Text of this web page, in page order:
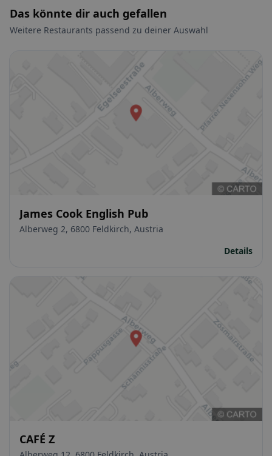
Das könnte dir auch gefallen
Weitere Restaurants passend zu deiner Auswahl
James Cook English Pub
Alberweg 2, 6800 Feldkirch, Austria
Details
CAFÉ Z